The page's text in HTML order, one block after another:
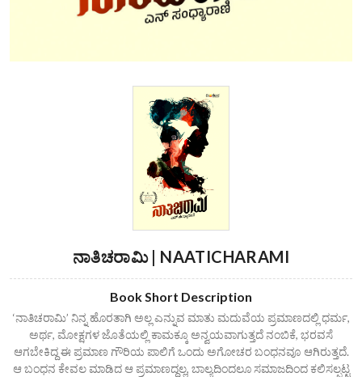
ನಾತಿಚರಾಮಿ | NAATICHARAMI
Book Short Description
‘ನಾತಿಚರಾಮಿ’ ನಿನ್ನ ಹೊರತಾಗಿ ಅಲ್ಲ ಎನ್ನುವ ಮಾತು ಮದುವೆಯ ಪ್ರಮಾಣದಲ್ಲಿ ಧರ್ಮ,
ಅರ್ಥ, ಮೋಕ್ಷಗಳ ಜೊತೆಯಲ್ಲಿ ಕಾಮಕ್ಕೂ ಅನ್ವಯವಾಗುತ್ತದೆ ನಂಬಿಕೆ, ಭರವಸೆ
ಆಗಬೇಕಿದ್ದ ಈ ಪ್ರಮಾಣ ಗೌರಿಯ ಪಾಲಿಗೆ ಒಂದು ಅಗೋಚರ ಬಂಧನವೂ ಆಗಿರುತ್ತದೆ.
ಆ ಬಂಧನ ಕೇವಲ ಮಾಡಿದ ಆ ಪ್ರಮಾಣದ್ದಲ್ಲ, ಬಾಲ್ಯದಿಂದಲೂ ಸಮಾಜದಿಂದ ಕಲಿಸಲ್ಪಟ್ಟ